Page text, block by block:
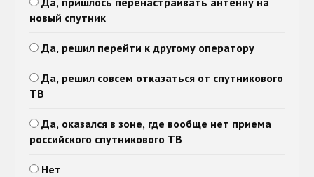
новый спутник
Да, решил перейти к другому оператору
Да, решил совсем отказаться от спутникового
ТВ
Да, оказался в зоне, где вообще нет приема
российского спутникового ТВ
Нет